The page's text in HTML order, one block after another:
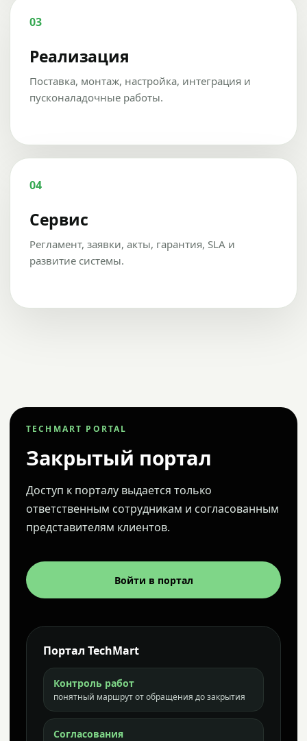
03
Реализация
Поставка, монтаж, настройка, интеграция и
пусконаладочные работы.
04
Сервис
Регламент, заявки, акты, гарантия, SLA и
развитие системы.
TECHMART PORTAL
Закрытый портал
Доступ к порталу выдается только
ответственным сотрудникам и согласованным
представителям клиентов.
Войти в портал
Портал TechMart
Контроль работ
понятный маршрут от обращения до закрытия
Согласования